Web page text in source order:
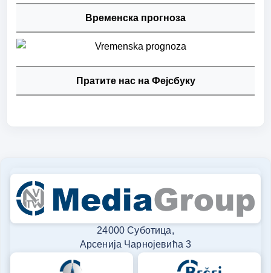
Временска прогноза
Пратите нас на Фејсбуку
24000 Суботица,
Арсенија Чарнојевића 3